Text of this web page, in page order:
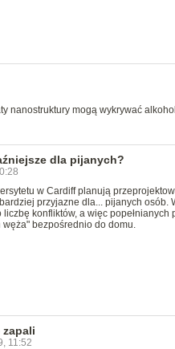
nanostruktury mogą wykrywać
dla pijanych?
w Cardiff planują
przyjazne dla... pijanych osób.
liczbę konfliktów, a więc popełnianych
węża" bezpośrednio do domu.
zapali
11:52